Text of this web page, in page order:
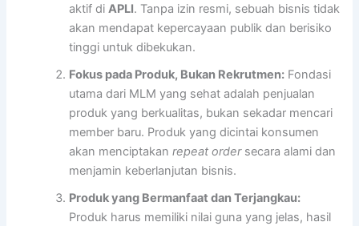
aktif diAPLI. Tanpa izin resmi, sebuah bisnis tidak
akan mendapat kepercayaan publik dan berisiko
tinggi untuk dibekukan.
Fokus pada Produk, Bukan Rekrutmen: Fondasi
utama dari MLM yang sehat adalah penjualan
produk yang berkualitas, bukan sekadar mencari
member baru. Produk yang dicintai konsumen
akan menciptakanrepeat ordersecara alami dan
menjamin keberlanjutan bisnis.
Produk yang Bermanfaat dan Terjangkau:
Produk harus memiliki nilai guna yang jelas, hasil